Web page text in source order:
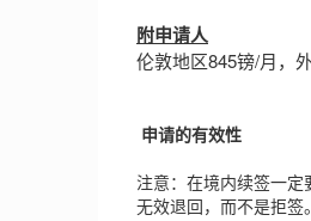
附申请人
伦敦地区845镑/月，
申请的有效性
注意：在境内续签一
无效退回，而不是拒签。